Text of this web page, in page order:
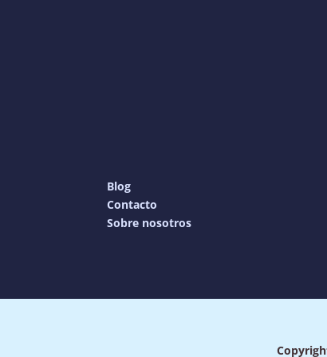
Blog
Contacto
Sobre nosotros